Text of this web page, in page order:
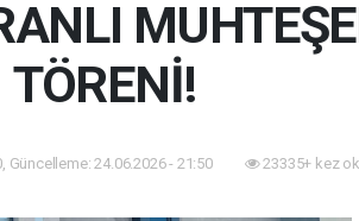
TÖRENİ!
Güncelleme: 24.06.2026 - 21:50 23335+ kez